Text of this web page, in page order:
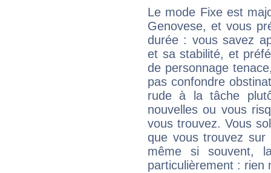
Le mode Fixe est
Genovese, et vous
durée : vous savez
et sa stabilité, et
de personnage
pas confondre
rude à la tâche
nouvelles ou vous
vous trouvez. Vous
que vous trouvez
même si souvent,
particulièrement : rien